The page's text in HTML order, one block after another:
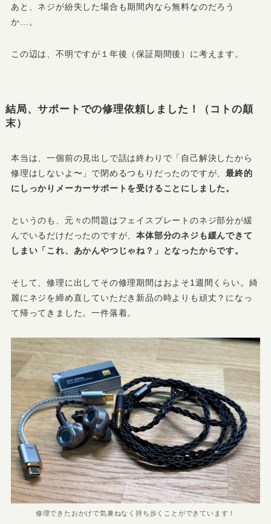
あと、ネジが紛失した場合も期間内なら無料なのだろう
か…。
この辺は、不明ですが１年後（保証期間後）に考えます。
結局、サポートでの修理依頼しました！（コトの顛
末）
本当は、一個前の見出しで話は終わりで「自己解決したから
修理はしないよ〜」で閉めるつもりだったのですが、最終的
にしっかりメーカーサポートを受けることにしました。
というのも、元々の問題はフェイスプレートのネジ部分が緩
んでいるだけだったのですが、本体部分のネジも緩んできて
しまい「これ、あかんやつじゃね？」となったからです。
そして、修理に出してその修理期間はおよそ1週間くらい。綺
麗にネジを締め直していただき新品の時よりも頑丈？になっ
て帰ってきました。一件落着。
修理できたおかげで気兼ねなく持ち歩くことができています！